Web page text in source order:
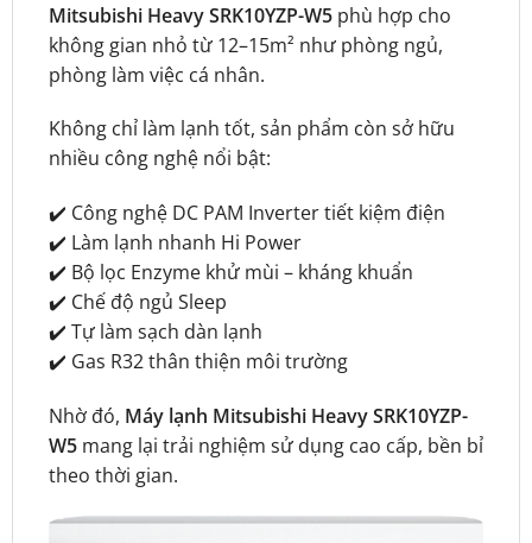
Mitsubishi Heavy SRK10YZP-W5phù hợp cho
không gian nhỏ từ 12–15m² như phòng ngủ,
phòng làm việc cá nhân.
Không chỉ làm lạnh tốt, sản phẩm còn sở hữu
nhiều công nghệ nổi bật:
✔️ Công nghệ DC PAM Inverter tiết kiệm điện
✔️ Làm lạnh nhanh Hi Power
✔️ Bộ lọc Enzyme khử mùi – kháng khuẩn
✔️ Chế độ ngủ Sleep
✔️ Tự làm sạch dàn lạnh
✔️ Gas R32 thân thiện môi trường
Nhờ đó, Máy lạnh Mitsubishi Heavy SRK10YZP-
W5mang lại trải nghiệm sử dụng cao cấp, bền bỉ
theo thời gian.